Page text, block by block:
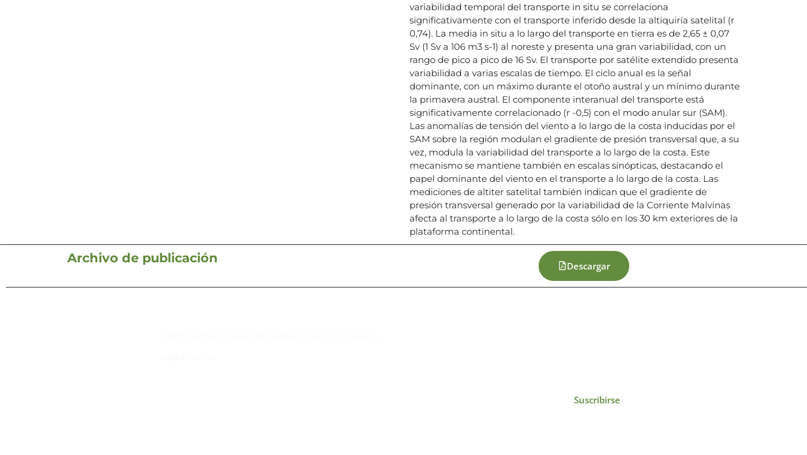
variabilidad temporal del transporte in situ se correlaciona
significativamente con el transporte inferido desde la altiquiría satelital (r
0,74). La media in situ a lo largo del transporte en tierra es de 2,65 ± 0,07
Sv (1 Sv a 106 m3 s-1) al noreste y presenta una gran variabilidad, con un
rango de pico a pico de 16 Sv. El transporte por satélite extendido presenta
variabilidad a varias escalas de tiempo. El ciclo anual es la señal
dominante, con un máximo durante el otoño austral y un mínimo durante
la primavera austral. El componente interanual del transporte está
significativamente correlacionado (r -0,5) con el modo anular sur (SAM).
Las anomalías de tensión del viento a lo largo de la costa inducidas por el
SAM sobre la región modulan el gradiente de presión transversal que, a su
vez, modula la variabilidad del transporte a lo largo de la costa. Este
mecanismo se mantiene también en escalas sinópticas, destacando el
papel dominante del viento en el transporte a lo largo de la costa. Las
mediciones de altiter satelital también indican que el gradiente de
presión transversal generado por la variabilidad de la Corriente Malvinas
afecta al transporte a lo largo de la costa sólo en los 30 km exteriores de la
plataforma continental.
Archivo de publicación
Descargar
Suscribirse